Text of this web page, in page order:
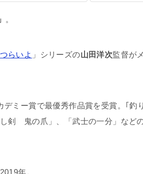
。
らいよ 」シリーズの山田洋次監督が
デミー賞で最優秀作品賞を受賞。｢釣
剣 鬼の爪」、「武士の一分」など